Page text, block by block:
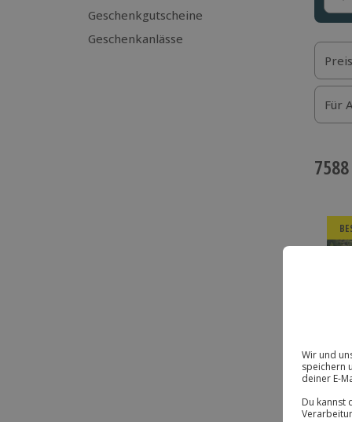
Geschenkgutscheine
Geschenkanlässe
Preis
Für
7588